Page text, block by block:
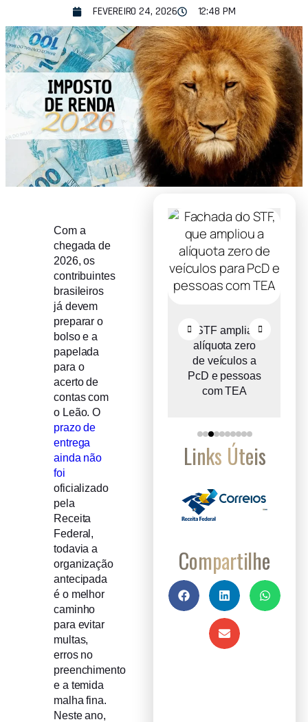
FEVEREIRO 24, 2026 12:48 PM
Com a
chegada de
2026, os
contribuintes
brasileiros
já devem
preparar o
bolso e a
papelada
para o
acerto de
contas com
o Leão. O
prazo de
entrega
ainda não
foi
oficializado
pela
Receita
Federal,
todavia a
organização
antecipada
é o melhor
caminho
para evitar
multas,
erros no
preenchimento
e a temida
malha fina.
Neste ano,
Comitê Gestor
do IBS propõe
reter metade de
2027
STF amplia
alíquota zero
de veículos a
PcD e pessoas
com TEA
Links Úteis
Compartilhe